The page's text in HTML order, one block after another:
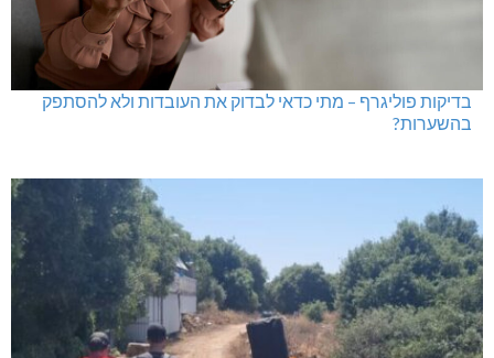
בדיקות פוליגרף – מתי כדאי לבדוק את העובדות ולא להסתפק
בהשערות?